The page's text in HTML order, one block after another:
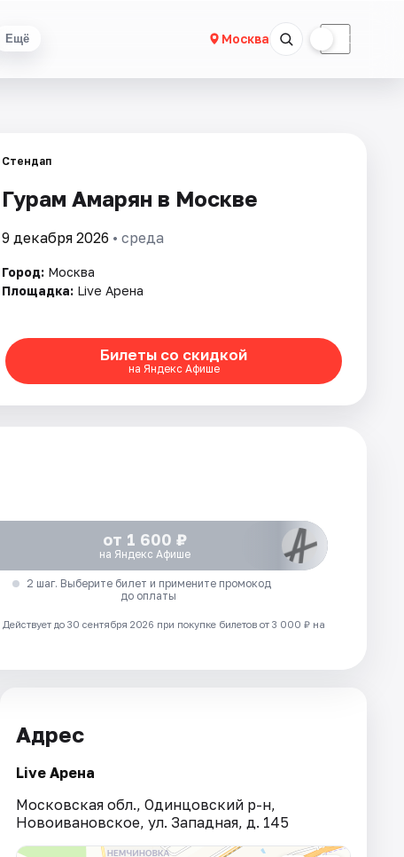
Ещё Москва ☾
Стендап
Гурам Амарян в Москве
9 декабря 2026 • среда
Город: Москва
Площадка: Live Арена
Билеты со скидкой
на Яндекс Афише
от 1 600 ₽
на Яндекс Афише
2 шаг. Выберите билет и примените промокод
до оплаты
Действует до 30 сентября 2026 при покупке билетов от 3 000 ₽ на
Адрес
Live Арена
Московская обл., Одинцовский р-н,
Новоивановское, ул. Западная, д. 145